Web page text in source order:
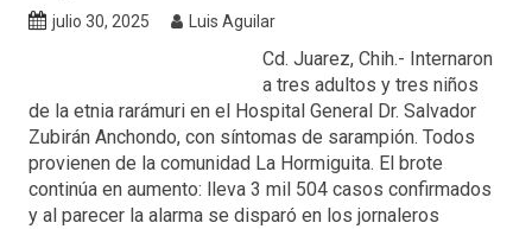
julio 30, 2025 Luis Aguilar
Cd. Juarez, Chih.- Internaron
a tres adultos y tres niños
de la etnia rarámuri en el Hospital General Dr. Salvador
Zubirán Anchondo, con síntomas de sarampión. Todos
provienen de la comunidad La Hormiguita. El brote
continúa en aumento: lleva 3 mil 504 casos confirmados
y al parecer la alarma se disparó en los jornaleros